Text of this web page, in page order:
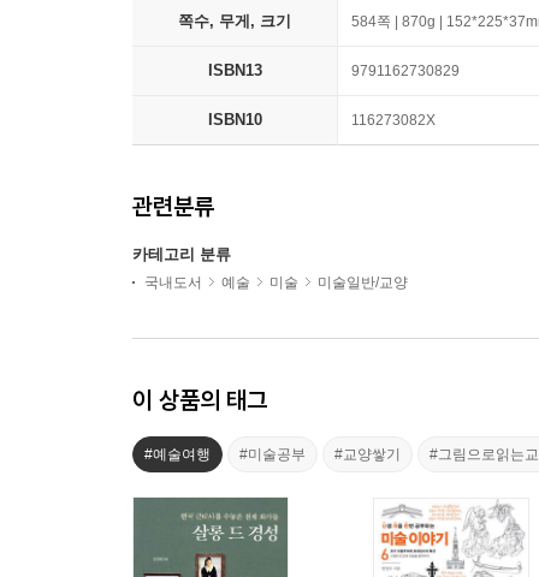
쪽수, 무게, 크기 584쪽 | 870g |
ISBN13 9791162730829
ISBN10 116273082X
관련분류
카테고리 분류
국내도서 예술 미술 미술일반/교양
이 상품의 태그
#예술여행 #미술공부 #교양쌓기 #그림으로읽는